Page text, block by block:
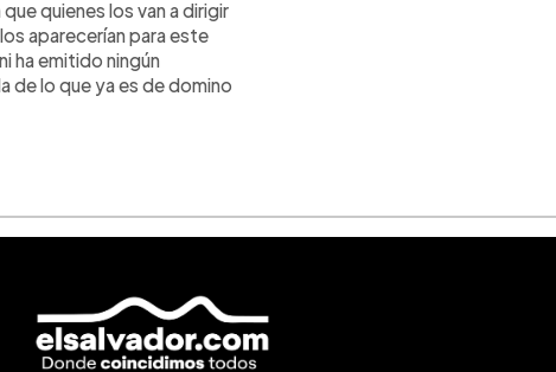
quienes los van a dirigir
aparecerían para este
ha emitido ningún
de lo que ya es de domino